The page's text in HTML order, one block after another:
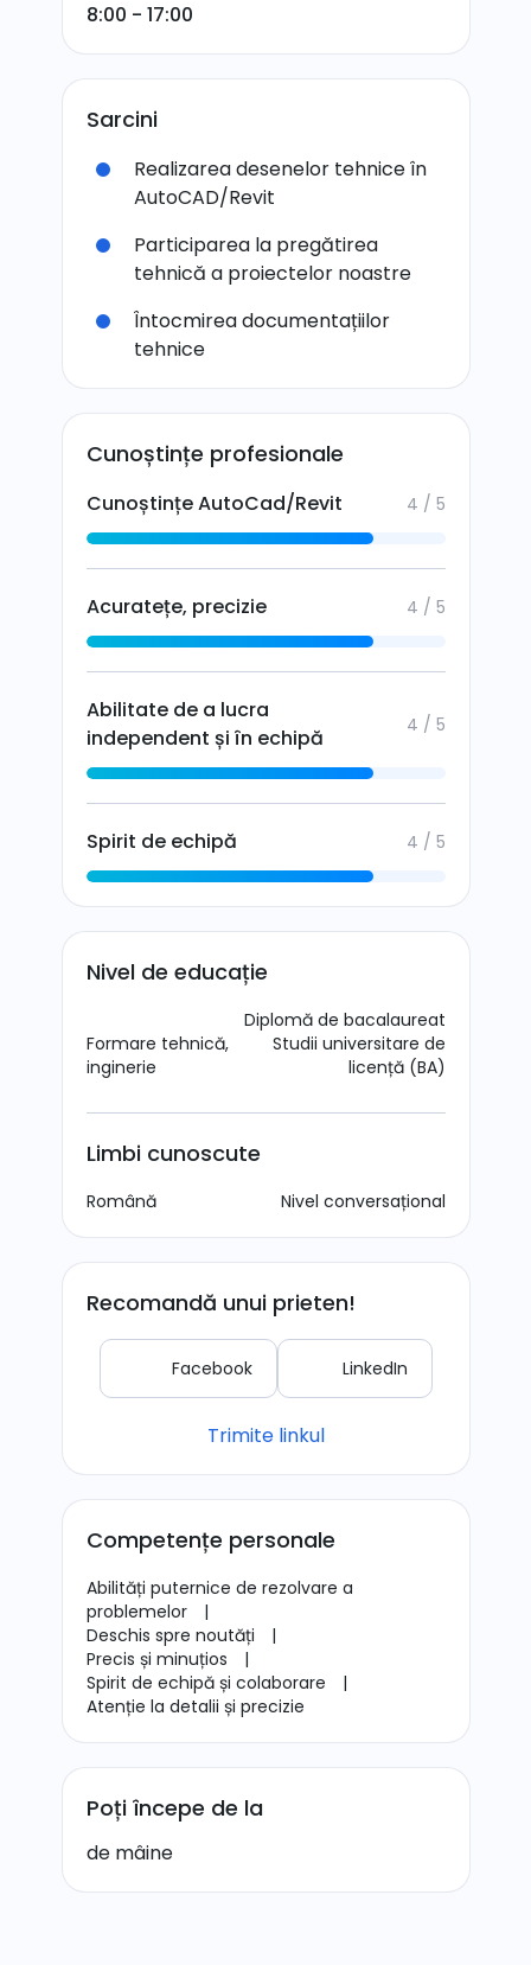
8:00 - 17:00
Sarcini
Realizarea desenelor tehnice în
AutoCAD/Revit
Participarea la pregătirea
tehnică a proiectelor noastre
Întocmirea documentațiilor
tehnice
Cunoștințe profesionale
Cunoștințe AutoCad/Revit 4 / 5
Acuratețe, precizie 4 / 5
Abilitate de a lucra
independent și în echipă
4 / 5
Spirit de echipă 4 / 5
Nivel de educație
Diplomă de bacalaureat
Formare tehnică,
inginerie
Studii universitare de
licență (BA)
Limbi cunoscute
Română Nivel conversațional
Recomandă unui prieten!
Facebook LinkedIn
Trimite linkul
Competențe personale
Abilități puternice de rezolvare a
problemelor
|
Deschis spre noutăți
|
Precis și minuțios
|
Spirit de echipă și colaborare
|
Atenție la detalii și precizie
Poți începe de la
de mâine